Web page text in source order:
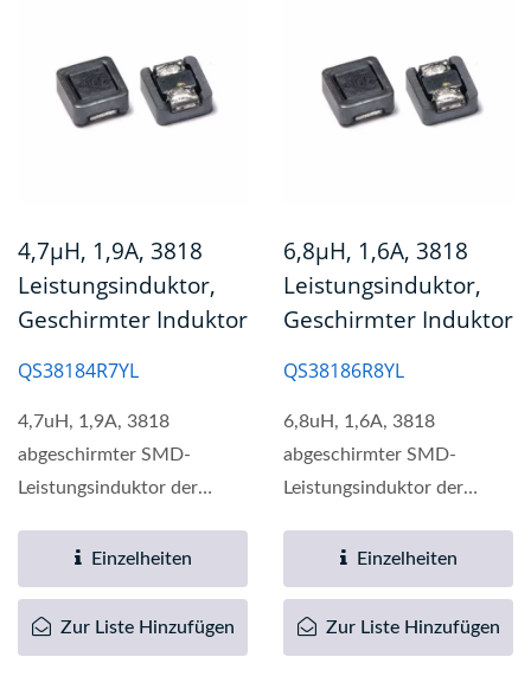
4,7µH, 1,9A, 3818
Leistungsinduktor,
Geschirmter Induktor
QS38184R7YL
4,7uH, 1,9A, 3818
abgeschirmter SMD-
Leistungsinduktor der
breites Spektrum...
Einzelheiten
Zur Liste Hinzufügen
6,8µH, 1,6A, 3818
Leistungsinduktor,
Geschirmter Induktor
QS38186R8YL
6,8uH, 1,6A, 3818
abgeschirmter SMD-
Leistungsinduktor der
breites Spektrum...
Einzelheiten
Zur Liste Hinzufügen